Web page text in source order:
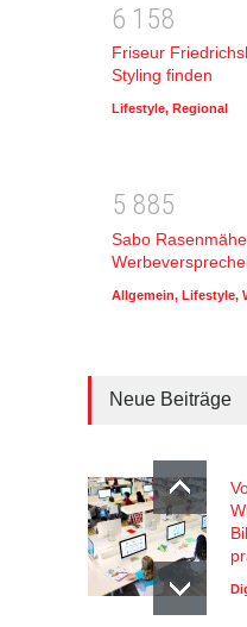
6 1 58
Friseur
Styling finden
Lifestyle, Regional
5 885
Sabo
Allgemein, Lifestyle,
Neue Beiträge